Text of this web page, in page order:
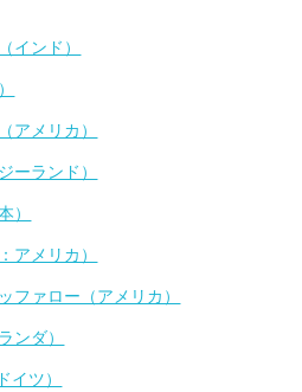
インド）
アメリカ）
ーランド）
）
アメリカ）
ファロー（アメリカ）
ンダ）
イツ）